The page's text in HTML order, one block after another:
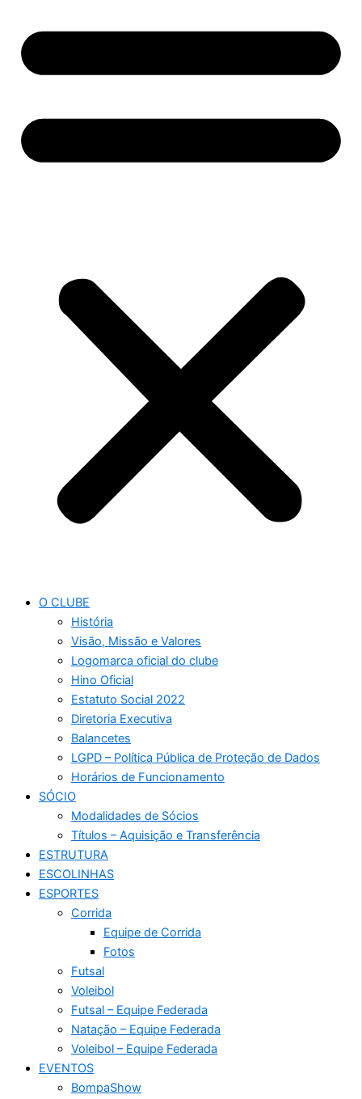
O CLUBE
História
Visão, Missão e Valores
Logomarca oficial do clube
Hino Oficial
Estatuto Social 2022
Diretoria Executiva
Balancetes
LGPD – Política Pública de Proteção de Dados
Horários de Funcionamento
SÓCIO
Modalidades de Sócios
Títulos – Aquisição e Transferência
ESTRUTURA
ESCOLINHAS
ESPORTES
Corrida
Equipe de Corrida
Fotos
Futsal
Voleibol
Futsal – Equipe Federada
Natação – Equipe Federada
Voleibol – Equipe Federada
EVENTOS
BompaShow